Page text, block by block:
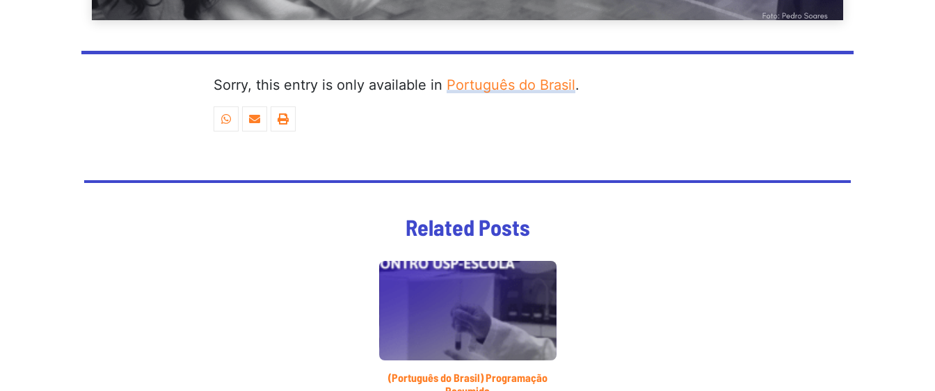
Sorry, this entry is only available in Português do Brasil.
Related Posts
(Português do Brasil) Programação